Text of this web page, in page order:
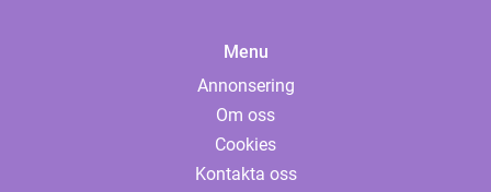
Menu
Annonsering
Om oss
Cookies
Kontakta oss